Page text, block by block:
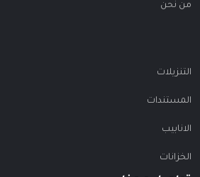
من نحن
التنزيلات
المستندات
الانابيب
الخزانات